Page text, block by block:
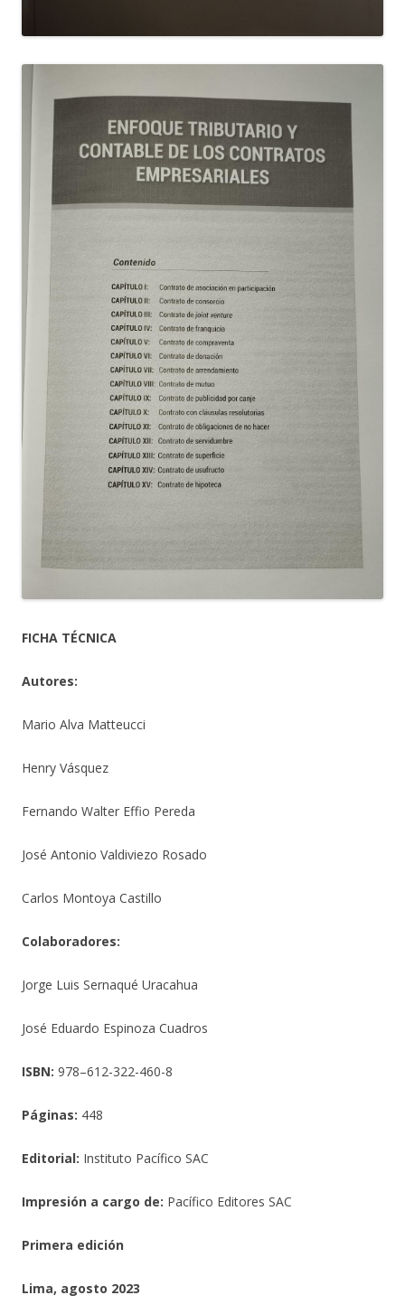
FICHA TÉCNICA
Autores:
Mario Alva Matteucci
Henry Vásquez
Fernando Walter Effio Pereda
José Antonio Valdiviezo Rosado
Carlos Montoya Castillo
Colaboradores:
Jorge Luis Sernaqué Uracahua
José Eduardo Espinoza Cuadros
ISBN: 978–612-322-460-8
Páginas: 448
Editorial: Instituto Pacífico SAC
Impresión a cargo de: Pacífico Editores SAC
Primera edición
Lima, agosto 2023